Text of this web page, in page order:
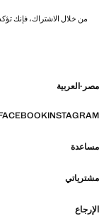
من خلال الاشتراك، فإنك
مصر ·العربية
INSTAGRAM
مساعدة
مشترياتي
الإرجاع